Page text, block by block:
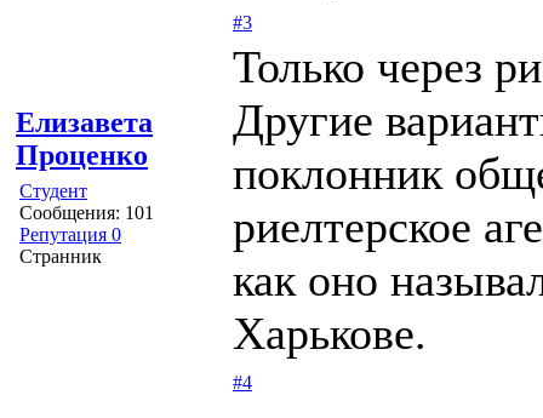
Елизавета
Проценко
Студент
Сообщения: 101
Репутация 0
Странник
#3
Только через
Другие
поклонник
риелтерское
как оно
Харькове.
#4